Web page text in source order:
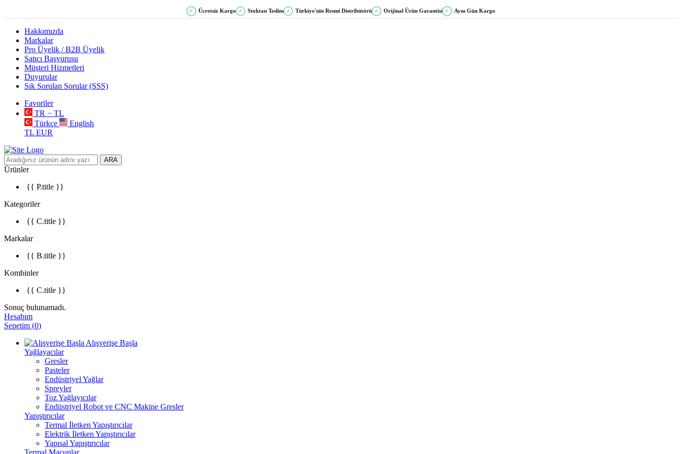
✓ Ücretsiz Kargo ✓ Stoktan Teslim ✓ Türkiye'nin Resmi Distribütörü ✓ Orijinal Ürün Garantisi ✓ Aynı Gün Kargo
Hakkımızda
Markalar
Pro Üyelik / B2B Üyelik
Satıcı Başvurusu
Müşteri Hizmetleri
Duyurular
Sık Sorulan Sorular (SSS)
Favoriler
TR − TL
Türkçe
English
TL EUR
ARA
Ürünler
{{ P.title }}
Kategoriler
{{ C.title }}
Markalar
{{ B.title }}
Kombinler
{{ C.title }}
Sonuç bulunamadı.
Hesabım
Sepetim (0)
Alışverişe Başla
Yağlayacılar
Gresler
Pasteler
Endüstriyel Yağlar
Spreyler
Toz Yağlayıcılar
Endüstriyel Robot ve CNC Makine Gresler
Yapıştırıcılar
Termal İletken Yapıştırıcılar
Elektrik İletken Yapıştırıcılar
Yapısal Yapıştırıcılar
Termal Macunlar